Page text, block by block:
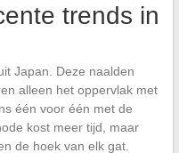
trends in
Japan. Deze naalden
alleen het oppervlak met
één voor één met de
kost meer tijd, maar
de hoek van elk gat.